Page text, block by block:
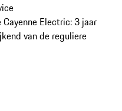
Electric: 3 jaar
van de reguliere